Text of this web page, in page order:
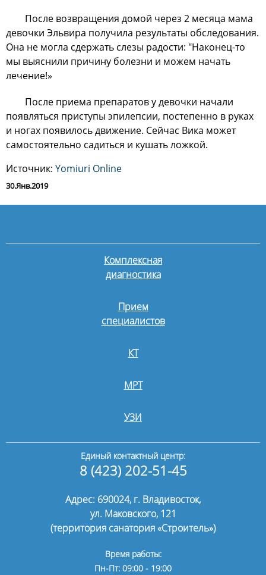
После возвращения домой через 2 месяца мама
девочки Эльвира получила результаты обследования.
Она не могла сдержать слезы радости: "Наконец-то
мы выяснили причину болезни и можем начать
лечение!»
После приема препаратов у девочки начали
появляться приступы эпилепсии, постепенно в руках
и ногах появилось движение. Сейчас Вика может
самостоятельно садиться и кушать ложкой.
Источник: Yomiuri Online
30.Янв.2019
Комплексная
диагностика
Прием
специалистов
КТ
МРТ
УЗИ
Единый контактный центр:
8 (423) 202-51-45
Адрес: 690024, г. Владивосток,
ул. Маковского, 121
(территория санатория «Строитель»)
Время работы:
Пн-Пт: 09:00 - 19:00